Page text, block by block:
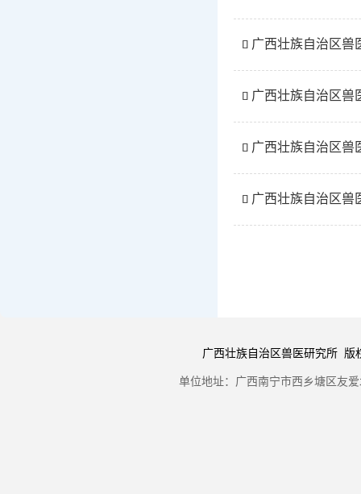
 广西壮族自治区兽
 广西壮族自治区兽
 广西壮族自治区兽
 广西壮族自治区兽
广西壮族自治区兽医研究所 版
单位地址：广西南宁市西乡塘区友